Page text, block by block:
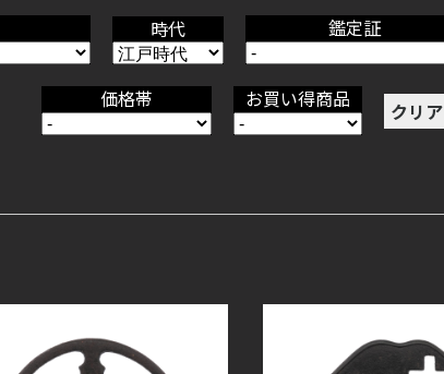
時代 鑑定証
価格帯 お買い得商品 クリア